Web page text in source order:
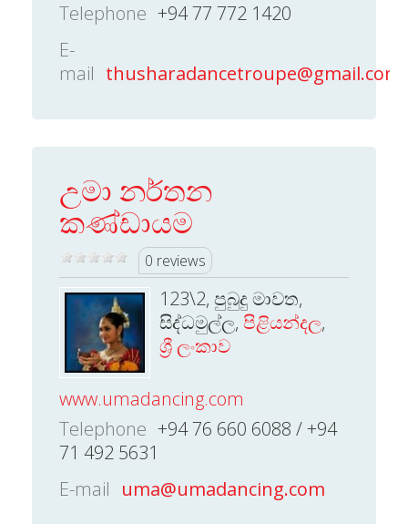
Telephone +94 77 772 1420
E-
mail thusharadancetroupe@gmail.com
උමා නර්තන
කණ්ඩායම
0 reviews
123\2, පුබුදු මාවත,
සිද්ධමුල්ල, පිළියන්දල,
ශ්‍රී ලංකාව
www.umadancing.com
Telephone +94 76 660 6088 / +94
71 492 5631
E-mail uma@umadancing.com